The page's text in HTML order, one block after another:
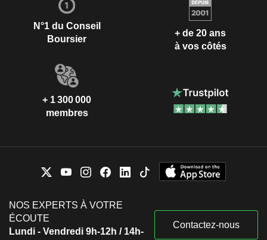
N°1 du Conseil
Boursier
+ de 20 ans
à vos côtés
+ 1 300 000
membres
NOS EXPERTS À VOTRE
ÉCOUTE
Lundi - Vendredi 9h-12h / 14h-
Contactez-nous